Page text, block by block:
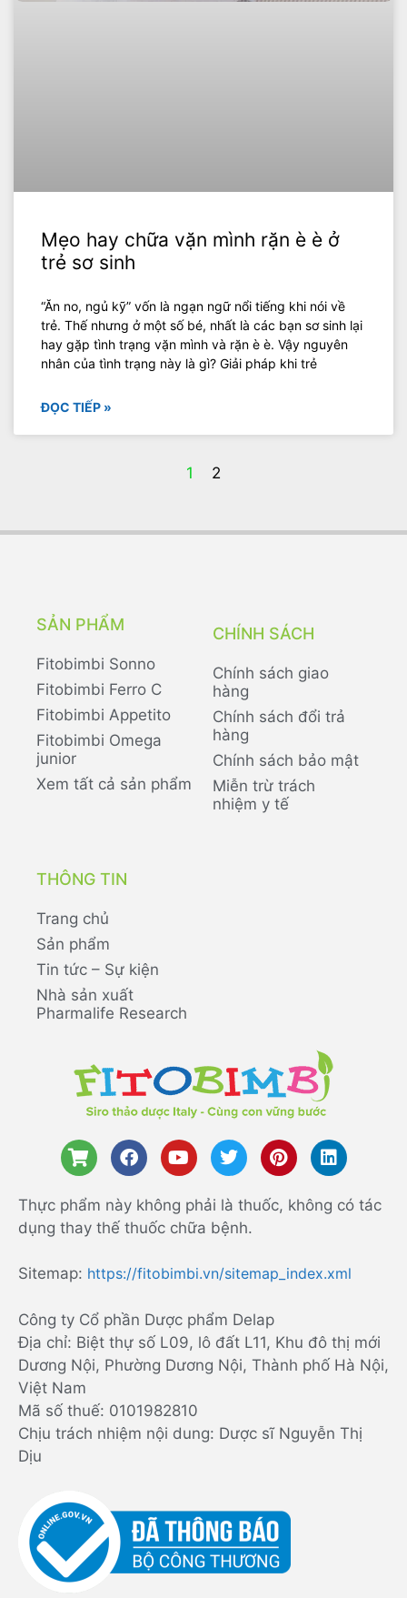
Mẹo hay chữa vặn mình rặn è è ở
trẻ sơ sinh
“Ăn no, ngủ kỹ” vốn là ngạn ngữ nổi tiếng khi nói về
trẻ. Thế nhưng ở một số bé, nhất là các bạn sơ sinh lại
hay gặp tình trạng vặn mình và rặn è è. Vậy nguyên
nhân của tình trạng này là gì? Giải pháp khi trẻ
ĐỌC TIẾP »
1 2
SẢN PHẨM
Fitobimbi Sonno
Fitobimbi Ferro C
Fitobimbi Appetito
Fitobimbi Omega
junior
Xem tất cả sản phẩm
CHÍNH SÁCH
Chính sách giao
hàng
Chính sách đổi trả
hàng
Chính sách bảo mật
Miễn trừ trách
nhiệm y tế
THÔNG TIN
Trang chủ
Sản phẩm
Tin tức – Sự kiện
Nhà sản xuất
Pharmalife Research
Thực phẩm này không phải là thuốc, không có tác
dụng thay thế thuốc chữa bệnh.
Sitemap: https://fitobimbi.vn/sitemap_index.xml
Công ty Cổ phần Dược phẩm Delap
Địa chỉ: Biệt thự số L09, lô đất L11, Khu đô thị mới
Dương Nội, Phường Dương Nội, Thành phố Hà Nội,
Việt Nam
Mã số thuế: 0101982810
Chịu trách nhiệm nội dung: Dược sĩ Nguyễn Thị
Dịu